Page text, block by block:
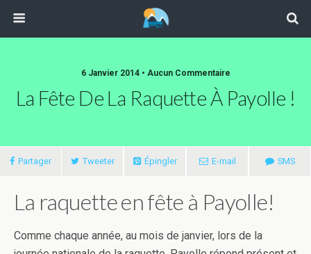
6 Janvier 2014 • Aucun Commentaire
La Fête De La Raquette À Payolle !
Partager Tweeter Épingler E-mail SMS
La raquette en fête à Payolle!
Comme chaque année, au mois de janvier, lors de la